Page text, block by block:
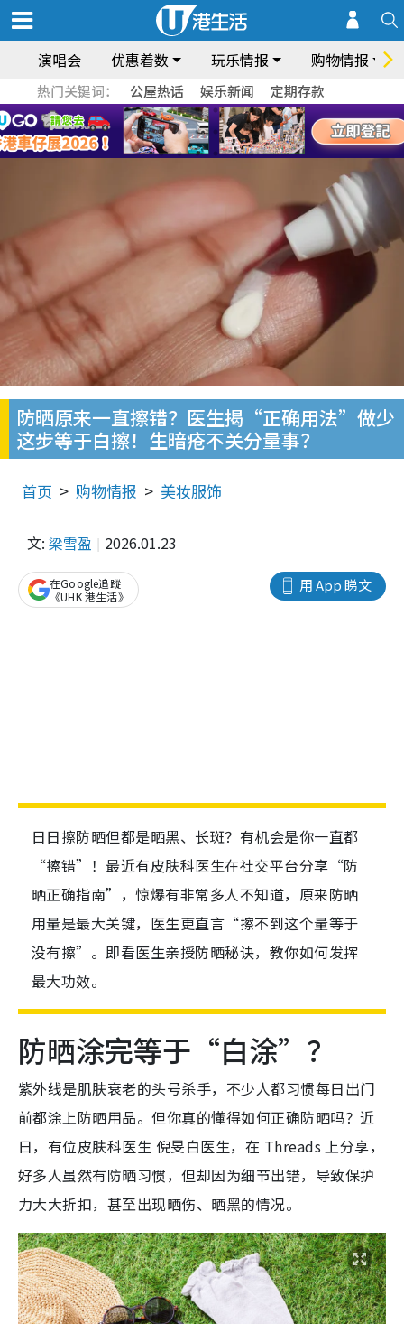
演唱会 优惠着数 玩乐情报 购物情报
热门关键词： 公屋热话 娱乐新闻 定期存款
防晒原来一直擦错？医生揭“正确用法”做少
这步等于白擦！生暗疮不关分量事？
首页 购物情报 美妆服饰
文: 梁雪盈 2026.01.23
用 App 睇文
在Google追蹤
《UHK 港生活》
日日擦防晒但都是晒黑、长斑？有机会是你一直都
“擦错”！最近有皮肤科医生在社交平台分享“防
晒正确指南”，惊爆有非常多人不知道，原来防晒
用量是最大关键，医生更直言“擦不到这个量等于
没有擦”。即看医生亲授防晒秘诀，教你如何发挥
最大功效。
防晒涂完等于“白涂”？
紫外线是肌肤衰老的头号杀手，不少人都习惯每日出门
前都涂上防晒用品。但你真的懂得如何正确防晒吗？近
日，有位皮肤科医生 倪旻白医生，在 Threads 上分享，
好多人虽然有防晒习惯，但却因为细节出错，导致保护
力大大折扣，甚至出现晒伤、晒黑的情况。